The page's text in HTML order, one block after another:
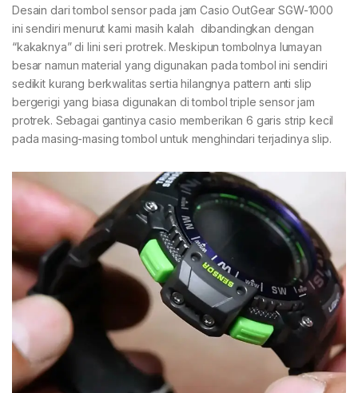
Desain dari tombol sensor pada jam Casio OutGear SGW-1000
ini sendiri menurut kami masih kalah dibandingkan dengan
“kakaknya” di lini seri protrek. Meskipun tombolnya lumayan
besar namun material yang digunakan pada tombol ini sendiri
sedikit kurang berkwalitas sertia hilangnya pattern anti slip
bergerigi yang biasa digunakan di tombol triple sensor jam
protrek. Sebagai gantinya casio memberikan 6 garis strip kecil
pada masing-masing tombol untuk menghindari terjadinya slip.